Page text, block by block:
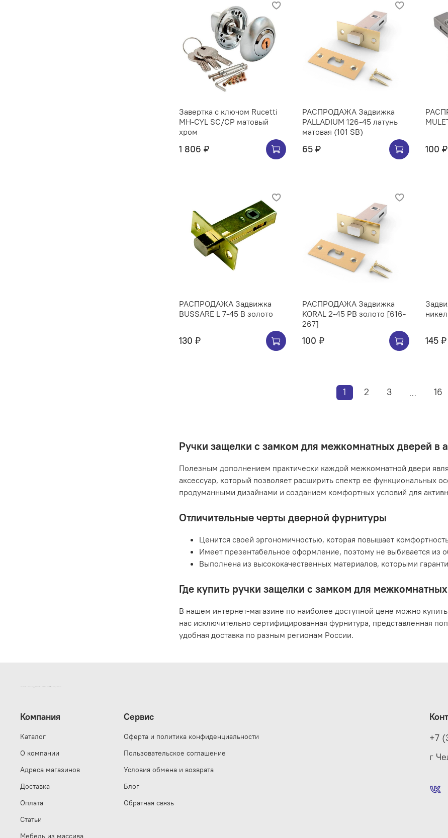
Завертка с ключом Rucetti
MH-CYL SC/CP матовый
хром
1 806 ₽
РАСПРОДАЖА Задвижка
PALLADIUM 126-45 латунь
матовая (101 SB)
65 ₽ 100 ₽
РАСПРОДАЖА Задвижка
BUSSARE L 7-45 B золото
130 ₽
РАСПРОДАЖА Задвижка
KORAL 2-45 PB золото [616-
267]
100 ₽ 145 ₽
1 2 3 … 16
Ручки защелки с замком для межкомнатных дверей в
Полезным дополнением практически каждой межкомнатной двери
аксессуар, который позволяет расширить спектр ее функциональных
продуманными дизайнами и созданием комфортных условий для
Отличительные черты дверной фурнитуры
Ценится своей эргономичностью, которая повышает
Имеет презентабельное оформление, поэтому не выбивается из
Выполнена из высококачественных материалов, которыми
Где купить ручки защелки с замком для
В нашем интернет-магазине по наиболее доступной цене можно
нас исключительно сертифицированная фурнитура, представленная
удобная доставка по разным регионам России.
Компания
Каталог
О компании
Адреса магазинов
Доставка
Оплата
Статьи
Сервис
Оферта и политика конфиденциальности
Пользовательское соглашение
Условия обмена и возврата
Блог
Обратная связь
+7
г